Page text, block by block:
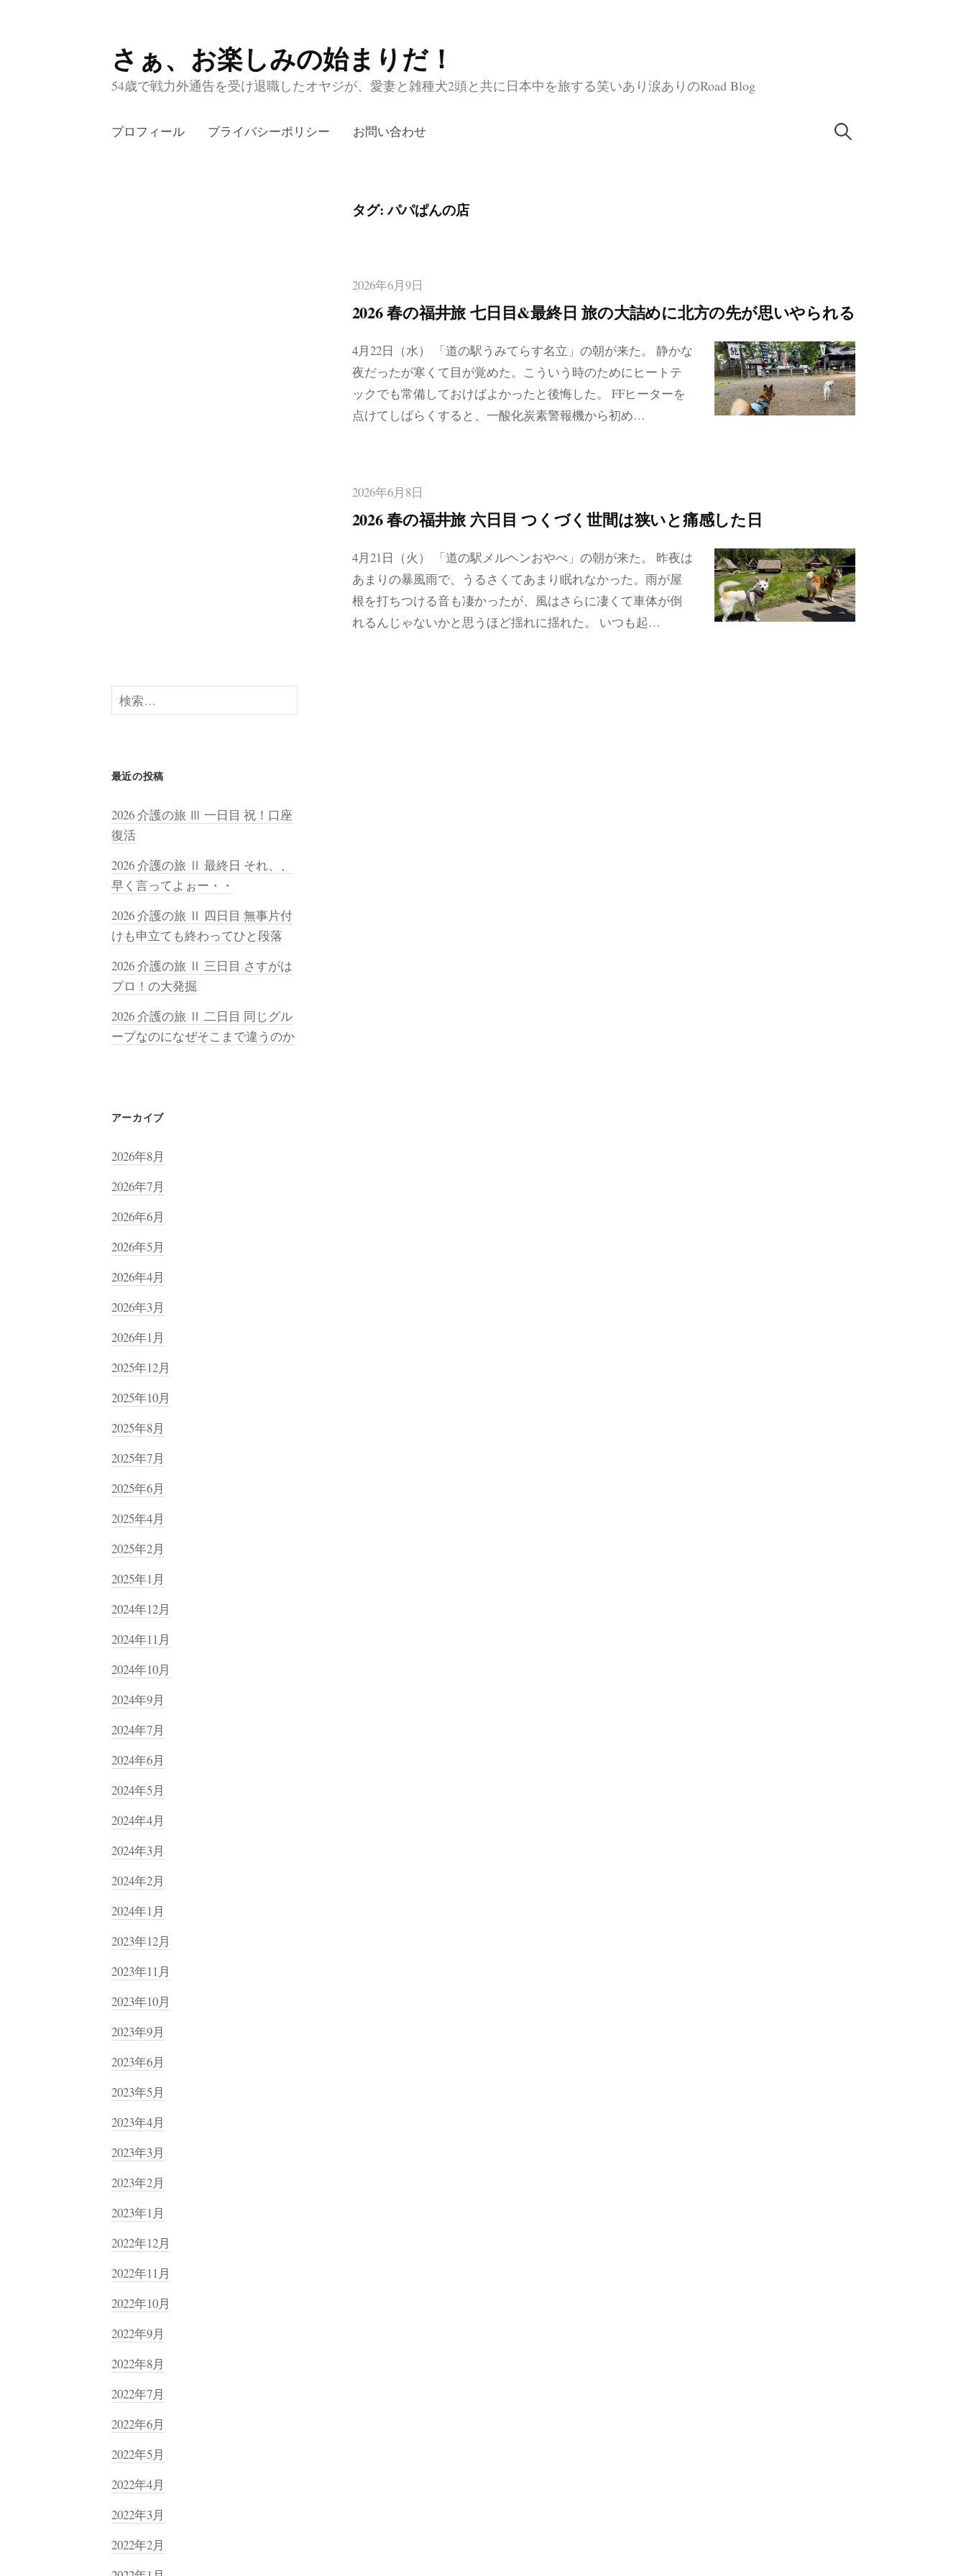
コ
ン
ン
さぁ、お楽しみの始まりだ！
54歳で戦力外通告を受け退職したオヤジが、愛妻と雑種犬2頭と共に日本中を旅する笑いあり涙ありのRoad Blog
プロフィール プライバシーポリシー お問い合わせ 検
タグ:パパぱんの店
2026年6月9日
2026 春の福井旅 七日目&最終日 旅の大詰めに北方の先が思いやられる
4月22日（水） 「道の駅うみてらす名立」の朝が来た。 静かな
夜だったが寒くて目が覚めた。こういう時のためにヒートテ
ックでも常備しておけばよかったと後悔した。 FFヒーターを
点けてしばらくすると、一酸化炭素警報機から初め…
2026年6月8日
2026 春の福井旅 六日目 つくづく世間は狭いと痛感した日
4月21日（火） 「道の駅メルヘンおやべ」の朝が来た。 昨夜は
あまりの暴風雨で、うるさくてあまり眠れなかった。雨が屋
根を打ちつける音も凄かったが、風はさらに凄くて車体が倒
れるんじゃないかと思うほど揺れに揺れた。 いつも起…
検
索:
最近の投稿
2026 介護の旅 Ⅲ 一日目 祝！口座
復活
2026 介護の旅 Ⅱ 最終日 それ、、
早く言ってよぉー・・
2026 介護の旅 Ⅱ 四日目 無事片付
けも申立ても終わってひと段落
2026 介護の旅 Ⅱ 三日目 さすがは
プロ！の大発掘
2026 介護の旅 Ⅱ 二日目 同じグル
ープなのになぜそこまで違うのか
アーカイブ
2026年8月
2026年7月
2026年6月
2026年5月
2026年4月
2026年3月
2026年1月
2025年12月
2025年10月
2025年8月
2025年7月
2025年6月
2025年4月
2025年2月
2025年1月
2024年12月
2024年11月
2024年10月
2024年9月
2024年7月
2024年6月
2024年5月
2024年4月
2024年3月
2024年2月
2024年1月
2023年12月
2023年11月
2023年10月
2023年9月
2023年6月
2023年5月
2023年4月
2023年3月
2023年2月
2023年1月
2022年12月
2022年11月
2022年10月
2022年9月
2022年8月
2022年7月
2022年6月
2022年5月
2022年4月
2022年3月
2022年2月